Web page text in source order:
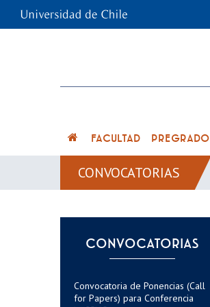
FACULTAD PREGRADO
CONVOCATORIAS
CONVOCATORIAS
Convocatoria de Ponencias (Call
for Papers) para Conferencia